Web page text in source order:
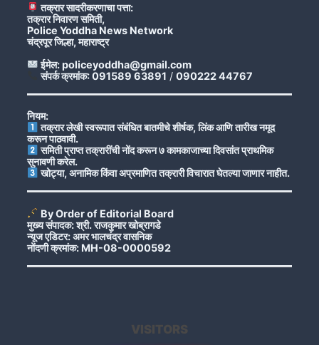
तक्रार सादरीकरणाचा पत्ता:
तक्रार निवारण समिती,
Police Yoddha News Network
चंद्रपूर जिल्हा, महाराष्ट्र
ईमेल: policeyoddha@gmail.com
संपर्क क्रमांक: 091589 63891 / 090222 44767
नियम:
तक्रार लेखी स्वरूपात संबंधित बातमीचे शीर्षक, लिंक आणि तारीख नमूद
करून पाठवावी.
समिती प्राप्त तक्रारींची नोंद करून ७ कामकाजाच्या दिवसांत प्राथमिक
सुनावणी करेल.
खोट्या, अनामिक किंवा अप्रमाणित तक्रारी विचारात घेतल्या जाणार नाहीत.
By Order of Editorial Board
मुख्य संपादक: श्री. राजकुमार खोब्रागडे
न्यूज एडिटर: अमर भालचंद्र वासनिक
नोंदणी क्रमांक: MH-08-0000592
VISITORS